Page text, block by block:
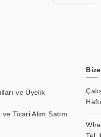
ve Üyelik
Ticari Alım Satım